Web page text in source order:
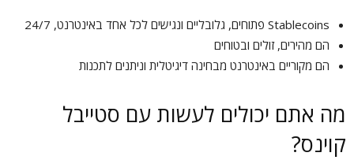
Stablecoins פתוחים, גלובליים ונגישים לכל אחד באינטרנט, 24/7
הם מהירים, זולים ובטוחים
הם מקוריים באינטרנט מבחינה דיגיטלית וניתנים לתכנות
מה אתם יכולים לעשות עם סטייבל
קוינס?